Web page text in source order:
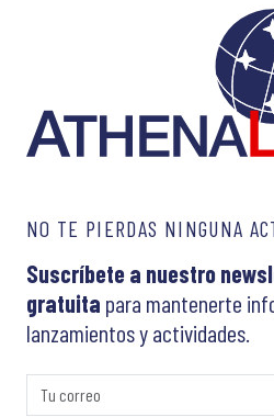
NO TE PIERDAS NINGUNA
Suscríbete a nuestro
gratuita para mantenerte
lanzamientos y actividades.